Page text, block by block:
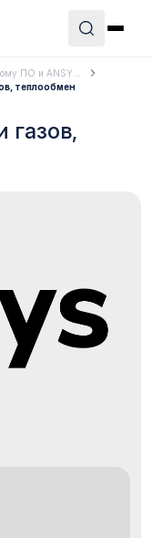
ПО и ANSY...
теплообмен